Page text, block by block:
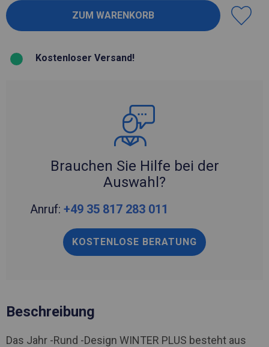
Kostenloser Versand!
Brauchen Sie Hilfe bei der
Auswahl?
Anruf: +49 35 817 283 011
KOSTENLOSE BERATUNG
Beschreibung
Das Jahr -Rund -Design WINTER PLUS besteht aus